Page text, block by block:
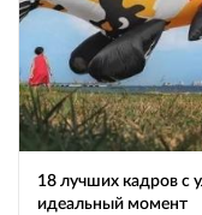
18 лучших кадров с
идеальный момент